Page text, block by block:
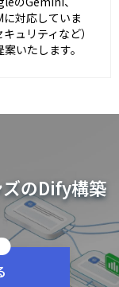
対応していま
ュリティなど）
いたします。
のDify構築